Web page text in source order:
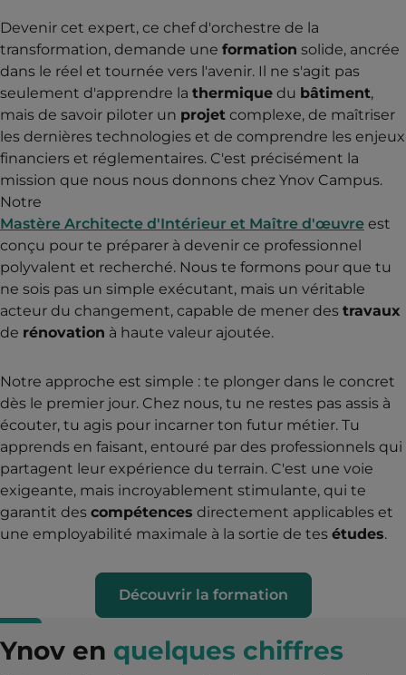
Devenir cet expert, ce chef d'orchestre de la
transformation, demande une formation solide, ancrée
dans le réel et tournée vers l'avenir. Il ne s'agit pas
seulement d'apprendre la thermique du bâtiment,
mais de savoir piloter un projet complexe, de maîtriser
les dernières technologies et de comprendre les enjeux
financiers et réglementaires. C'est précisément la
mission que nous nous donnons chez Ynov Campus.
Notre
Mastère Architecte d'Intérieur et Maître d'œuvre est
conçu pour te préparer à devenir ce professionnel
polyvalent et recherché. Nous te formons pour que tu
ne sois pas un simple exécutant, mais un véritable
acteur du changement, capable de mener des travaux
de rénovation à haute valeur ajoutée.
Notre approche est simple : te plonger dans le concret
dès le premier jour. Chez nous, tu ne restes pas assis à
écouter, tu agis pour incarner ton futur métier. Tu
apprends en faisant, entouré par des professionnels qui
partagent leur expérience du terrain. C'est une voie
exigeante, mais incroyablement stimulante, qui te
garantit des compétences directement applicables et
une employabilité maximale à la sortie de tes études.
Découvrir la formation
Ynov en quelques chiffres